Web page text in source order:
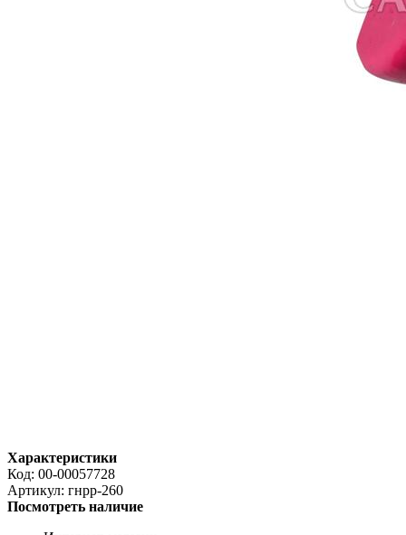
Характеристики
Код: 00-00057728
Артикул: гнрр-260
Посмотреть наличие